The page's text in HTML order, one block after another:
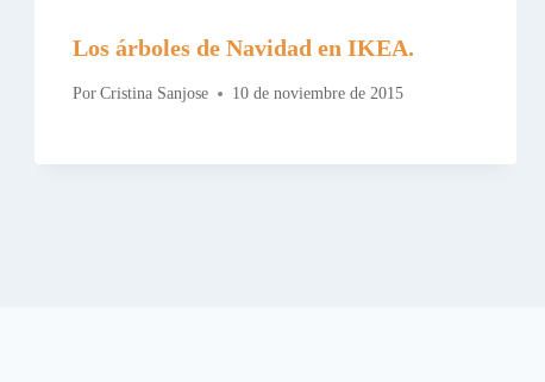
Los árboles de Navidad en IKEA.
Por Cristina Sanjose 10 de noviembre de 2015